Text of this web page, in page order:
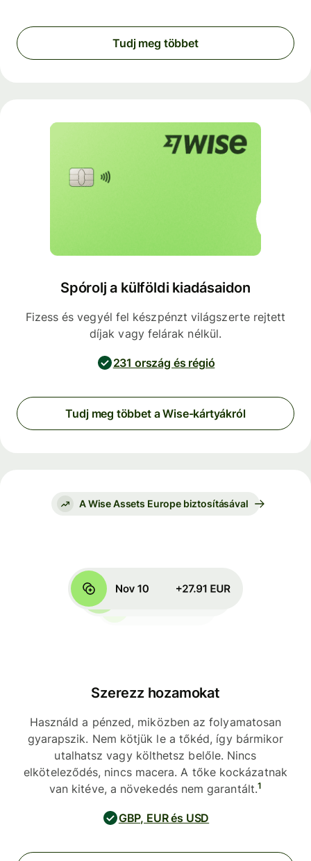
Tudj meg többet
Spórolj a külföldi kiadásaidon
Fizess és vegyél fel készpénzt világszerte rejtett
díjak vagy felárak nélkül.
231 ország és régió
Tudj meg többet a Wise-kártyákról
A Wise Assets Europe biztosításával
Szerezz hozamokat
Használd a pénzed, miközben az folyamatosan
gyarapszik. Nem kötjük le a tőkéd, így bármikor
utalhatsz vagy költhetsz belőle. Nincs
elköteleződés, nincs macera. A tőke kockázatnak
van kitéve, a növekedés nem garantált.1
GBP, EUR és USD